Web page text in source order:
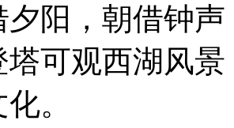
夕阳，朝借钟
塔可观西湖风
。